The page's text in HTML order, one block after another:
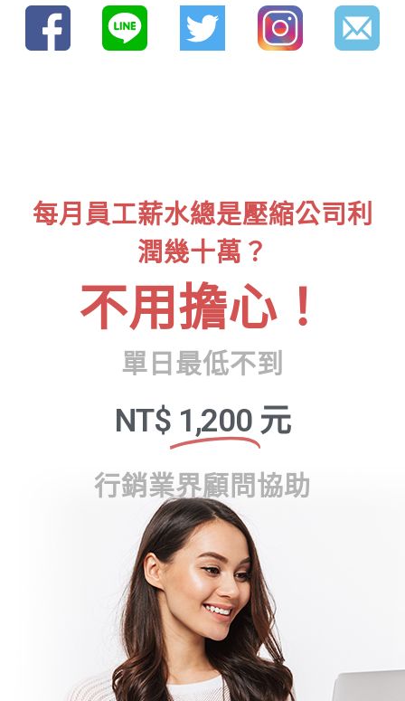
每月員工薪水總是壓縮公司利
潤幾十萬？
不用擔心！
單日最低不到
NT$ 1,200 元
行銷業界顧問協助